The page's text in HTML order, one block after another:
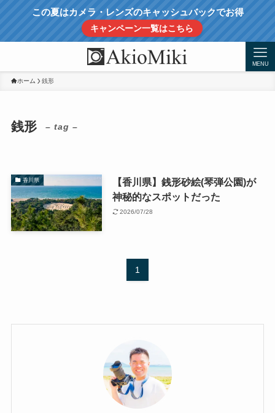
この夏はカメラ・レンズのキャッシュバックでお得
キャンペーン一覧はこちら
MENU
ホーム 銭形
銭形 – tag –
香川県
【香川県】銭形砂絵(琴弾公園)が
神秘的なスポットだった
2026/07/28
1